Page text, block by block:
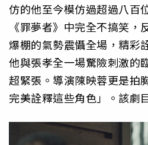
仿的他至今模仿過超過八百
《罪夢者》中完全不搞笑，
爆棚的氣勢震懾全場，精彩
他與張孝全一場驚險刺激的
超緊張。導演陳映蓉更是拍
完美詮釋這些角色」。該劇